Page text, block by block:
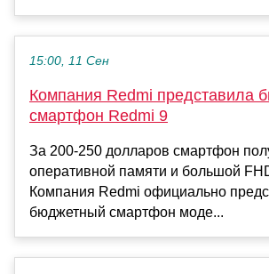
15:00, 11 Сен
Компания Redmi представила
смартфон Redmi 9
За 200-250 долларов смартфон
оперативной памяти и большой
Компания Redmi официально
бюджетный смартфон моде...